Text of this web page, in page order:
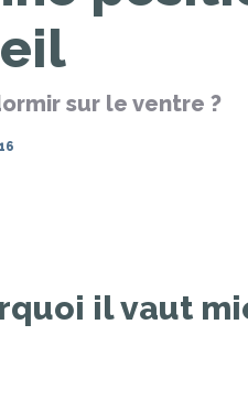
sur le ventre ?
il vaut